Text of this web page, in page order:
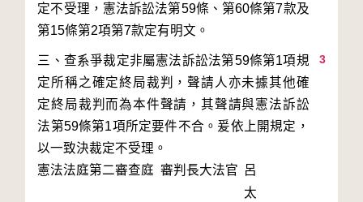
定不受理，憲法訴訟法第59條、第60條第7款及
3
三、查系爭裁定非屬憲法訴訟法第59條第1項規
定所稱之確定終局裁判，聲請人亦未據其他確
定終局裁判而為本件聲請，其聲請與憲法訴訟
法第59條第1項所定要件不合。爰依上開規定，
以一致決裁定不受理。
憲法法庭第二審查庭 審判長大法官 呂
太